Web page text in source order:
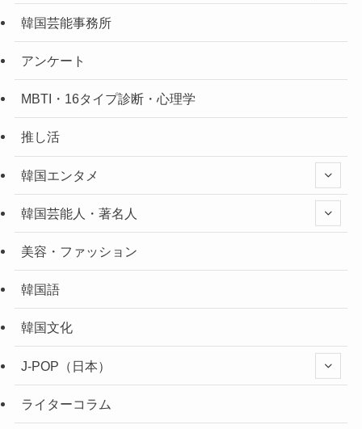
韓国芸能事務所
アンケート
MBTI・16タイプ診断・心理学
推し活
韓国エンタメ
韓国芸能人・著名人
美容・ファッション
韓国語
韓国文化
J-POP（日本）
ライターコラム